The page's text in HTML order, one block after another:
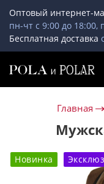
Оптовый интернет-
пн-чт с 9:00 до 18:00,
Бесплатная доставка
Главная
Новинка